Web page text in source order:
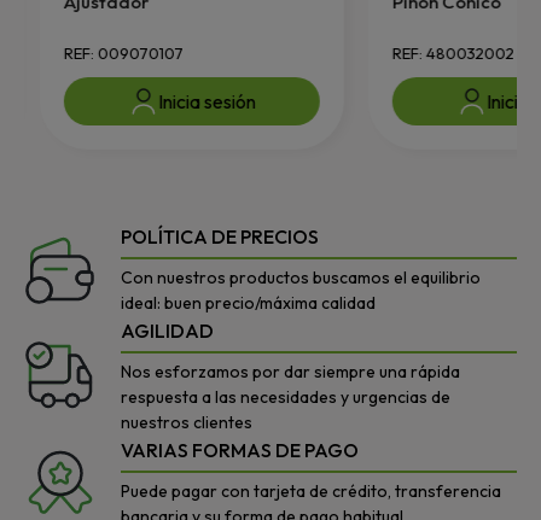
REF: 009070107
Inicia sesión
REF: 480032002
Inicia
POLÍTICA DE PRECIOS
Con nuestros productos buscamos el equilibrio
ideal: buen precio/máxima calidad
AGILIDAD
Nos esforzamos por dar siempre una rápida
respuesta a las necesidades y urgencias de
nuestros clientes
VARIAS FORMAS DE PAGO
Puede pagar con tarjeta de crédito, transferencia